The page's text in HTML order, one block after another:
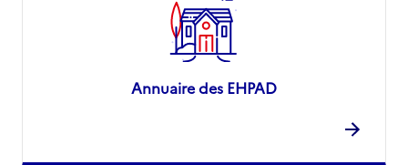
Annuaire des EHPAD